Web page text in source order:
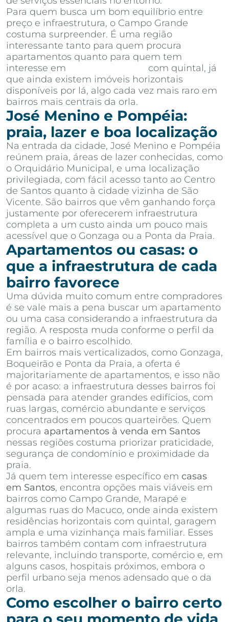
Para quem busca um bom equilíbrio entre
preço e infraestrutura, o Campo Grande
costuma surpreender. É uma região
interessante tanto para quem procura
apartamentos quanto para quem tem
interesse em
com quintal, já
que ainda existem imóveis horizontais
disponíveis por lá, algo cada vez mais raro em
bairros mais centrais da orla.
José Menino e Pompéia:
praia, lazer e boa localização
Na entrada da cidade, José Menino e Pompéia
reúnem praia, áreas de lazer conhecidas, como
o Orquidário Municipal, e uma localização
privilegiada, com fácil acesso tanto ao Centro
de Santos quanto à cidade vizinha de São
Vicente. São bairros que vêm ganhando força
justamente por oferecerem infraestrutura
completa a um custo ainda um pouco mais
acessível que o Gonzaga ou a Ponta da Praia.
Apartamentos ou casas: o
que a infraestrutura de cada
bairro favorece
Uma dúvida muito comum entre compradores
é se vale mais a pena buscar um apartamento
ou uma casa considerando a infraestrutura da
região. A resposta muda conforme o perfil da
família e o bairro escolhido.
Em bairros mais verticalizados, como Gonzaga,
Boqueirão e Ponta da Praia, a oferta é
majoritariamente de apartamentos, e isso não
é por acaso: a infraestrutura desses bairros foi
pensada para atender grandes edifícios, com
ruas largas, comércio abundante e serviços
concentrados em poucos quarteirões. Quem
procura apartamentos à venda em Santos
nessas regiões costuma priorizar praticidade,
segurança de condomínio e proximidade da
praia.
Já quem tem interesse específico em casas
em Santos, encontra opções mais viáveis em
bairros como Campo Grande, Marapé e
algumas ruas do Macuco, onde ainda existem
residências horizontais com quintal, garagem
ampla e uma vizinhança mais familiar. Esses
bairros também contam com infraestrutura
relevante, incluindo transporte, comércio e, em
alguns casos, hospitais próximos, embora o
perfil urbano seja menos adensado que o da
orla.
Como escolher o bairro certo